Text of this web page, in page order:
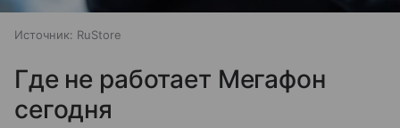
Источник: RuStore
Где не работает Мегафон
сегодня